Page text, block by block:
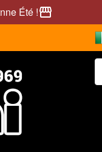
Été !storefront